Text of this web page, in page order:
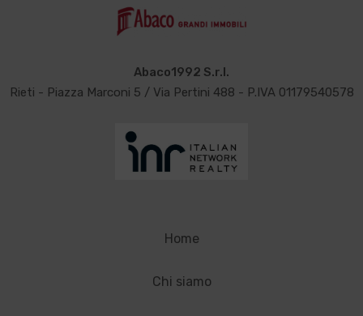
Abaco1992 S.r.l.
Rieti - Piazza Marconi 5 / Via Pertini 488 - P.IVA 01179540578
Home
Chi siamo